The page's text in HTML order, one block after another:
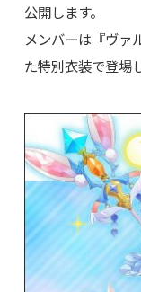
公開します。
メンバーは『ヴァ
た特別衣装で登場